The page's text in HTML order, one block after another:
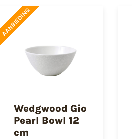
AANBIEDING
Wedgwood Gio
Pearl Bowl 12
cm